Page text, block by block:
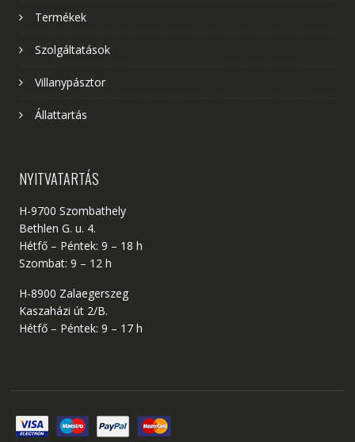
Termékek
Szolgáltatások
Villanypásztor
Állattartás
NYITVATARTÁS
H-9700 Szombathely
Bethlen G. u. 4.
Hétfő – Péntek: 9 – 18 h
Szombat: 9 – 12 h
H-8900 Zalaegerszeg
Kaszaházi út 2/B.
Hétfő – Péntek: 9 – 17 h